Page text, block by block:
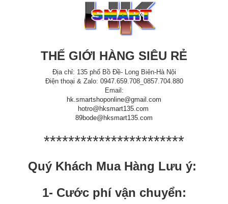
THẾ GIỚI HÀNG SIÊU RẺ
Địa chỉ: 135 phố Bồ Đề- Long Biên-Hà Nội
Điện thoại & Zalo: 0947.659.708_0857.704.880
Email:
hk.smartshoponline@gmail.com
hotro@hksmart135.com
89bode@hksmart135.com
***********************
Quý Khách Mua Hàng Lưu ý:
1- Cước phí vận chuyển: